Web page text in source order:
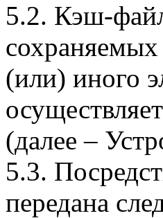
5.2. Кэш-
(или) иного
(далее –
5.3.
передана